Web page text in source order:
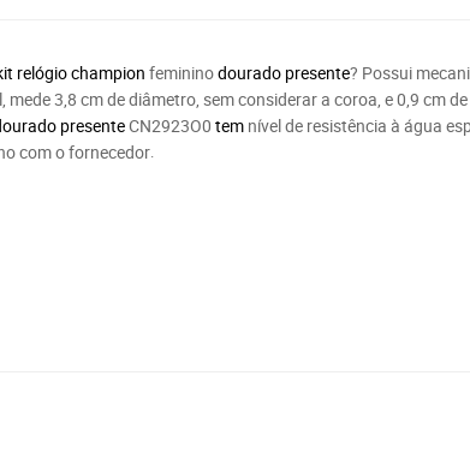
relógiochampion femininodourado presente? Possui
3,8 cm de diâmetro, sem considerar a coroa, e 0,9 cm
presenteCN2923O0 tem nível de resistência à água
com o fornecedor.